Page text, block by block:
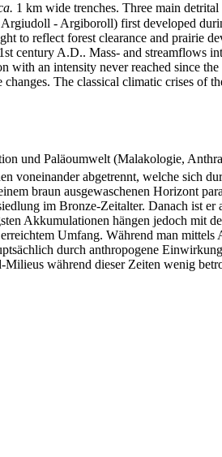
1 km wide trenches. Three main
Argiudoll - Argiboroll) first developed
to reflect forest clearance and prairie
century A.D.. Mass- and streamflows
an intensity never reached since
The classical climatic crises of
und Paläoumwelt (Malakologie,
voneinander abgetrennt, welche sich
braun ausgewaschenen Horizont
im Bronze-Zeitalter. Danach ist er
Akkumulationen hängen jedoch mit
Umfang. Während man mittels
durch anthropogene
während dieser Zeiten wenig